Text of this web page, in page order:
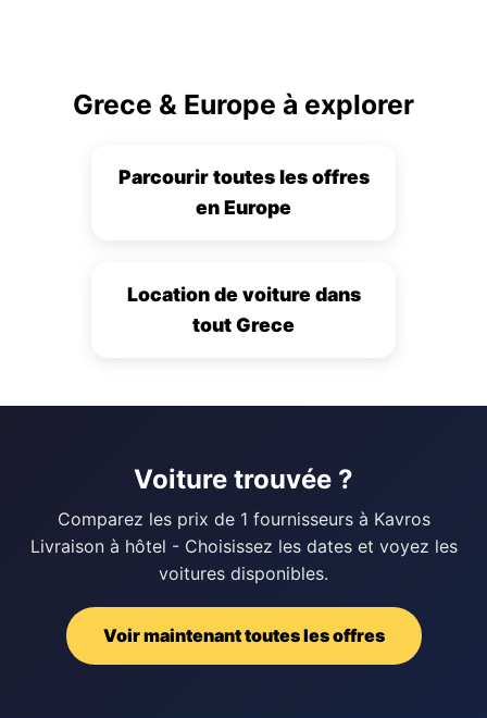
Grece & Europe à explorer
Parcourir toutes les offres
en Europe
Location de voiture dans
tout Grece
Voiture trouvée ?
Comparez les prix de 1 fournisseurs à Kavros
Livraison à hôtel - Choisissez les dates et voyez les
voitures disponibles.
Voir maintenant toutes les offres